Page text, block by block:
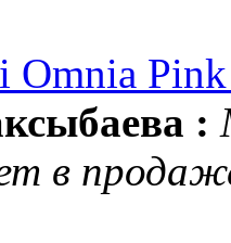
Omnia
:
в